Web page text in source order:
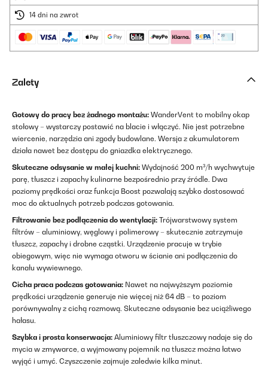
14 dni na zwrot
Zalety
Gotowy do pracy bez żadnego montażu: WanderVent to mobilny okap
stołowy – wystarczy postawić na blacie i włączyć. Nie jest potrzebne
wiercenie, narzędzia ani zgody budowlane. Wersja z akumulatorem
działa nawet bez dostępu do gniazdka elektrycznego.
Skuteczne odsysanie w małej kuchni: Wydajność 200 m³/h wychwytuje
parę, tłuszcz i zapachy kulinarne bezpośrednio przy źródle. Dwa
poziomy prędkości oraz funkcja Boost pozwalają szybko dostosować
moc do aktualnych potrzeb podczas gotowania.
Filtrowanie bez podłączenia do wentylacji: Trójwarstwowy system
filtrów – aluminiowy, węglowy i polimerowy – skutecznie zatrzymuje
tłuszcz, zapachy i drobne cząstki. Urządzenie pracuje w trybie
obiegowym, więc nie wymaga otworu w ścianie ani podłączenia do
kanału wywiewnego.
Cicha praca podczas gotowania: Nawet na najwyższym poziomie
prędkości urządzenie generuje nie więcej niż 64 dB – to poziom
porównywalny z cichą rozmową. Skuteczne odsysanie bez uciążliwego
hałasu.
Szybka i prosta konserwacja: Aluminiowy filtr tłuszczowy nadaje się do
mycia w zmywarce, a wyjmowany pojemnik na tłuszcz można łatwo
wyjąć i umyć. Czyszczenie zajmuje zaledwie kilka minut.